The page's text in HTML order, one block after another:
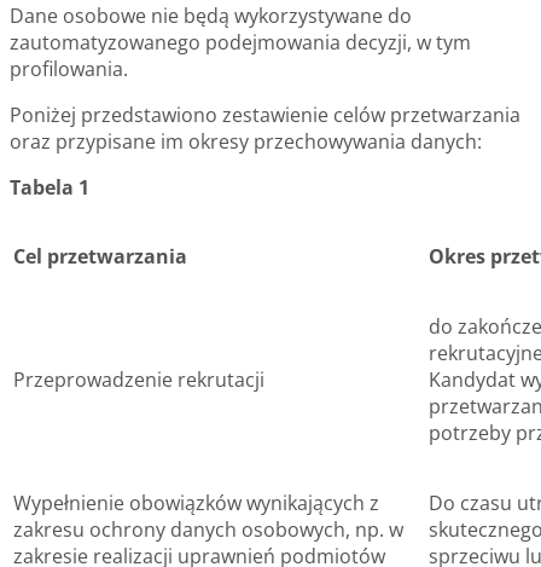
Dane osobowe nie będą wykorzystywane do
zautomatyzowanego podejmowania decyzji, w tym
profilowania.
Poniżej przedstawiono zestawienie celów przetwarzania
oraz przypisane im okresy przechowywania danych:
Tabela 1
Cel przetwarzania Okres
Przeprowadzenie rekrutacji
do
Kandydat
potrzeby
Wypełnienie obowiązków wynikających z
zakresu ochrony danych osobowych, np. w
zakresie realizacji uprawnień podmiotów
Do czasu
sprzeciwu